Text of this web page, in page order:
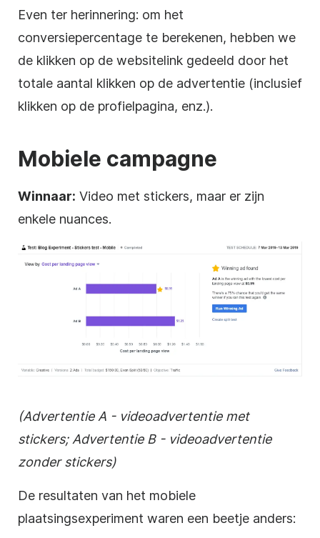
Even ter herinnering: om het
conversiepercentage te berekenen, hebben we
de klikken op de websitelink gedeeld door het
totale aantal klikken op de advertentie (inclusief
klikken op de profielpagina, enz.).
Mobiele campagne
Winnaar: Video met stickers, maar er zijn
enkele nuances.
(Advertentie A - videoadvertentie met
stickers; Advertentie B - videoadvertentie
zonder stickers)
De resultaten van het mobiele
plaatsingsexperiment waren een beetje anders: